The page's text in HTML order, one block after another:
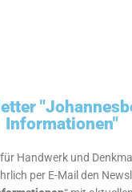
Informationen"
Handwerk und
per E-Mail den